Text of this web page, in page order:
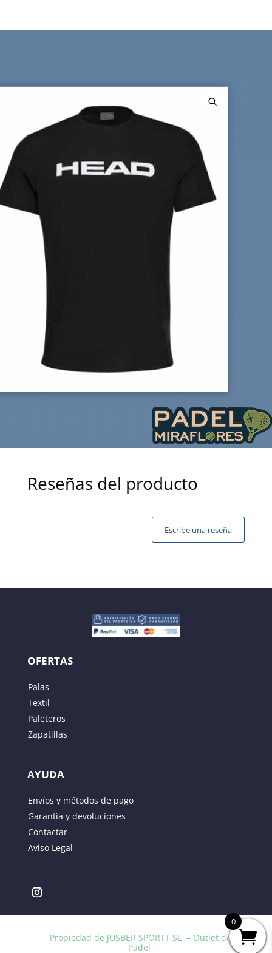
Reseñas del producto
Escribe una reseña
este navegador para la próxima vez que comente.
OFERTAS
Palas
Textil
Paleteros
Zapatillas
AYUDA
Envíos y métodos de pago
Garantía y devoluciones
Contactar
Aviso Legal
Propiedad de JUSBER SPORTT SL – Outlet de
Padel
0